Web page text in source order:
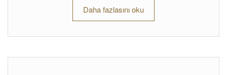
Daha fazlasını oku